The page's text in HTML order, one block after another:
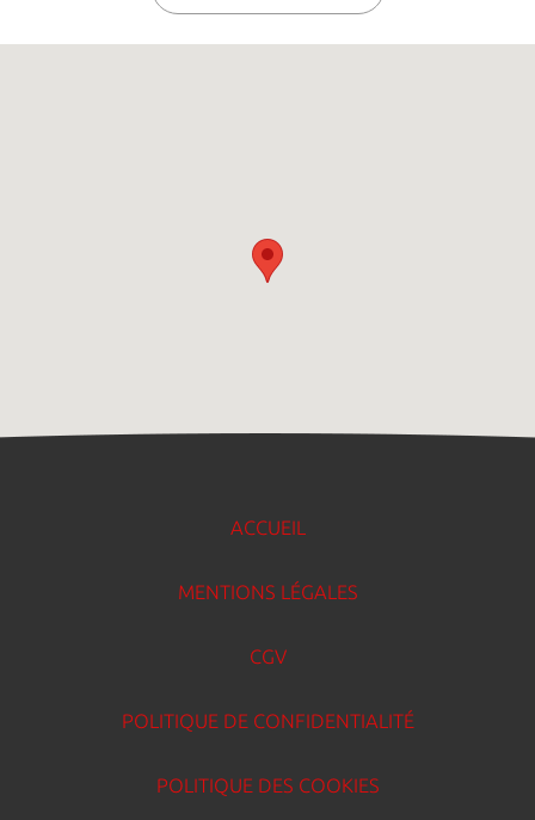
ACCUEIL
MENTIONS LÉGALES
CGV
POLITIQUE DE CONFIDENTIALITÉ
POLITIQUE DES COOKIES